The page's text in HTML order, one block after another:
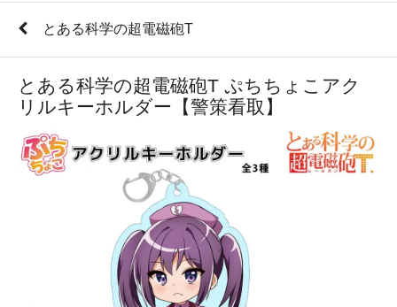
とある科学の超電磁砲T
とある科学の超電磁砲T ぷちちょこアク
リルキーホルダー【警策看取】